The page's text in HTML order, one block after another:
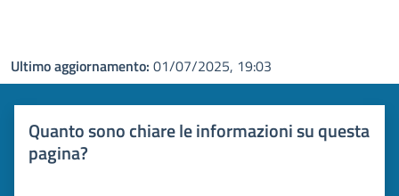
Ultimo aggiornamento: 01/07/2025, 19:03
Quanto sono chiare le informazioni su questa
pagina?